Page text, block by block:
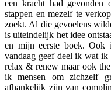
een kracht had gevonden
stappen en mezelf te
zoekt. Al die gevoelens
is uiteindelijk het idee
en mijn eerste boek. Ook
vandaag geef deel ik wat
relax & renew maar ook
ik mensen om zichzelf
afhankelijk zijn van